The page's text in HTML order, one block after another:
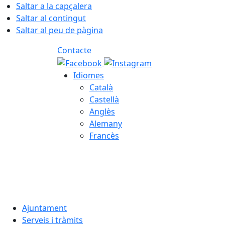
Saltar a la capçalera
Saltar al contingut
Saltar al peu de pàgina
Contacte
Idiomes
Català
Castellà
Anglès
Alemany
Francès
Ajuntament
Serveis i tràmits